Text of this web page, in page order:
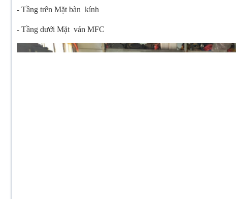
- Tầng trên Mặt bàn kính
- Tầng dưới Mặt ván MFC